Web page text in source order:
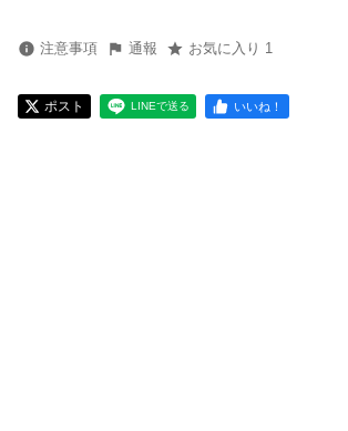
注意事項 通報 お気に入り 1
ポスト LINEで送る いいね！